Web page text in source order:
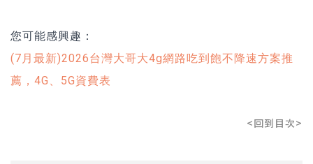
您可能感興趣：
(7月最新)2026台灣大哥大4g網路吃到飽不降速方案推
薦，4G、5G資費表
<回到目次>